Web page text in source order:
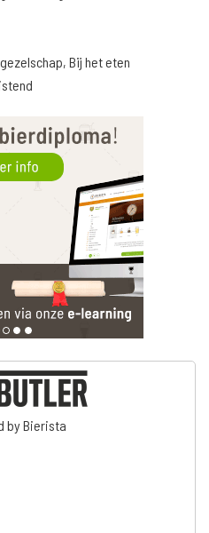
Bij het eten
by Bierista